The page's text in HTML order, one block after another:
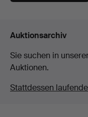
Auktionsarchiv
Sie suchen in
Auktionen.
Stattdessen